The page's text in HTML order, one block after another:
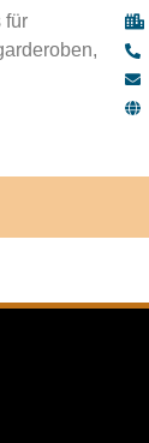
für